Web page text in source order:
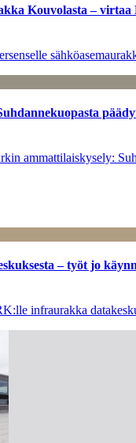
Kouvolasta –
ammattilaiskysely:
– työt jo
infraurakka